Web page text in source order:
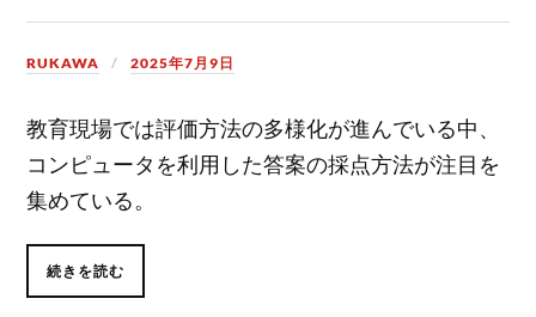
RUKAWA 2025年7月9日
教育現場では評価方法の多様化が進んでいる中、
コンピュータを利用した答案の採点方法が注目を
集めている。
続きを読む